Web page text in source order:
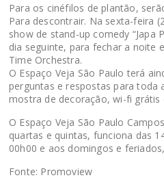
Para os cinéfilos de plantão,
Para descontrair. Na sexta-feira
show de stand-up comedy “Japa
dia seguinte, para fechar a noite
Time Orchestra.
O Espaço Veja São Paulo terá
perguntas e respostas para toda
mostra de decoração, wi-fi grátis
O Espaço Veja São Paulo
quartas e quintas, funciona das
00h00 e aos domingos e
Fonte: Promoview